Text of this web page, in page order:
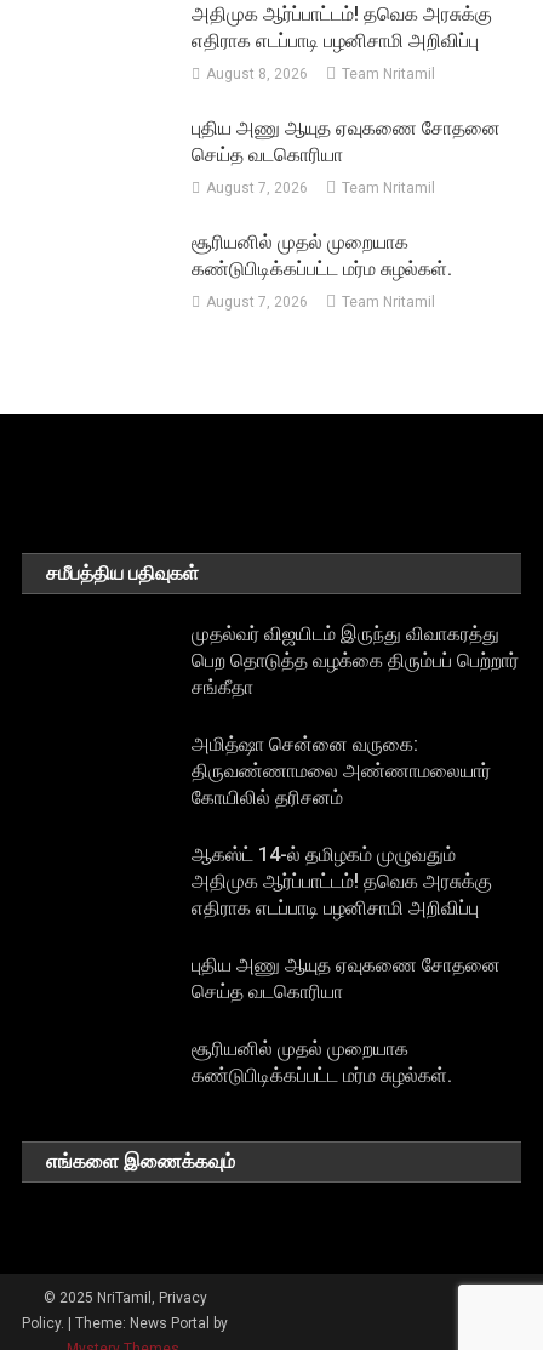
அதிமுக ஆர்ப்பாட்டம்! தவெக அரசுக்கு
எதிராக எடப்பாடி பழனிசாமி அறிவிப்பு
August 8, 2026 Team Nritamil
புதிய அணு ஆயுத ஏவுகணை சோதனை
செய்த வடகொரியா
August 7, 2026 Team Nritamil
சூரியனில் முதல் முறையாக
கண்டுபிடிக்கப்பட்ட மர்ம சுழல்கள்.
August 7, 2026 Team Nritamil
சமீபத்திய பதிவுகள்
முதல்வர் விஜயிடம் இருந்து விவாகரத்து
பெற தொடுத்த வழக்கை திரும்பப் பெற்றார்
சங்கீதா
அமித்ஷா சென்னை வருகை:
திருவண்ணாமலை அண்ணாமலையார்
கோயிலில் தரிசனம்
ஆகஸ்ட் 14-ல் தமிழகம் முழுவதும்
அதிமுக ஆர்ப்பாட்டம்! தவெக அரசுக்கு
எதிராக எடப்பாடி பழனிசாமி அறிவிப்பு
புதிய அணு ஆயுத ஏவுகணை சோதனை
செய்த வடகொரியா
சூரியனில் முதல் முறையாக
கண்டுபிடிக்கப்பட்ட மர்ம சுழல்கள்.
எங்களை இணைக்கவும்
© 2025 NriTamil, Privacy
Policy. |Theme: News Portal by